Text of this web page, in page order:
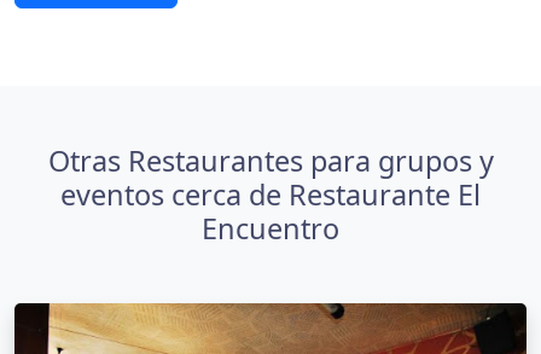
Otras Restaurantes para grupos y
eventos cerca de Restaurante El
Encuentro